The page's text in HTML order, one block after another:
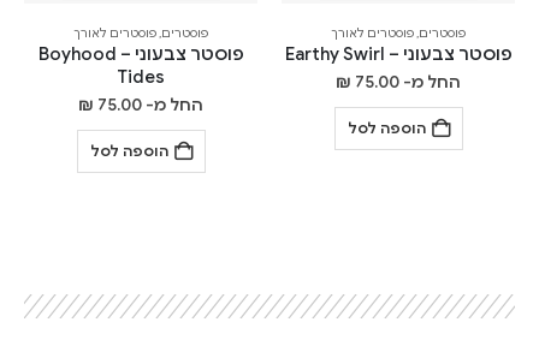
פוסטרים,פוסטרים לאורך
פוסטר צבעוני – Earthy Swirl
החל מ- ₪ 75.00
הוספה לסל
פוסטרים,פוסטרים לאורך
פוסטר צבעוני – Boyhood
Tides
החל מ- ₪ 75.00
הוספה לסל